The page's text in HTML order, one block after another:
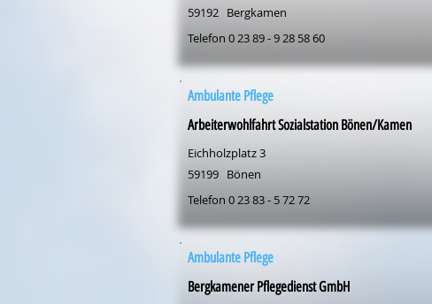
59192 Bergkamen
Telefon 0 23 89 - 9 28 58 60
Ambulante Pflege
Arbeiterwohlfahrt Sozialstation Bönen/Kamen
Eichholzplatz 3
59199 Bönen
Telefon 0 23 83 - 5 72 72
Ambulante Pflege
Bergkamener Pflegedienst GmbH